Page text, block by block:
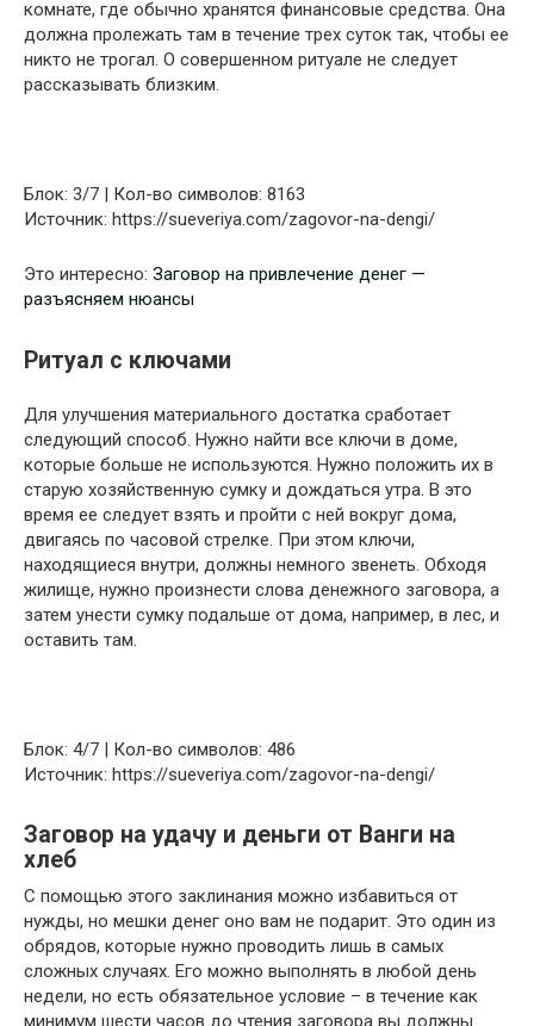
комнате, где обычно хранятся финансовые средства. Она
должна пролежать там в течение трех суток так, чтобы ее
никто не трогал. О совершенном ритуале не следует
рассказывать близким.
Блок: 3/7 | Кол-во символов: 8163
Источник: https://sueveriya.com/zagovor-na-dengi/
Это интересно: Заговор на привлечение денег —
разъясняем нюансы
Ритуал с ключами
Для улучшения материального достатка сработает
следующий способ. Нужно найти все ключи в доме,
которые больше не используются. Нужно положить их в
старую хозяйственную сумку и дождаться утра. В это
время ее следует взять и пройти с ней вокруг дома,
двигаясь по часовой стрелке. При этом ключи,
находящиеся внутри, должны немного звенеть. Обходя
жилище, нужно произнести слова денежного заговора, а
затем унести сумку подальше от дома, например, в лес, и
оставить там.
Блок: 4/7 | Кол-во символов: 486
Источник: https://sueveriya.com/zagovor-na-dengi/
Заговор на удачу и деньги от Ванги на
хлеб
С помощью этого заклинания можно избавиться от
нужды, но мешки денег оно вам не подарит. Это один из
обрядов, которые нужно проводить лишь в самых
сложных случаях. Его можно выполнять в любой день
недели, но есть обязательное условие – в течение как
минимум шести часов до чтения заговора вы должны